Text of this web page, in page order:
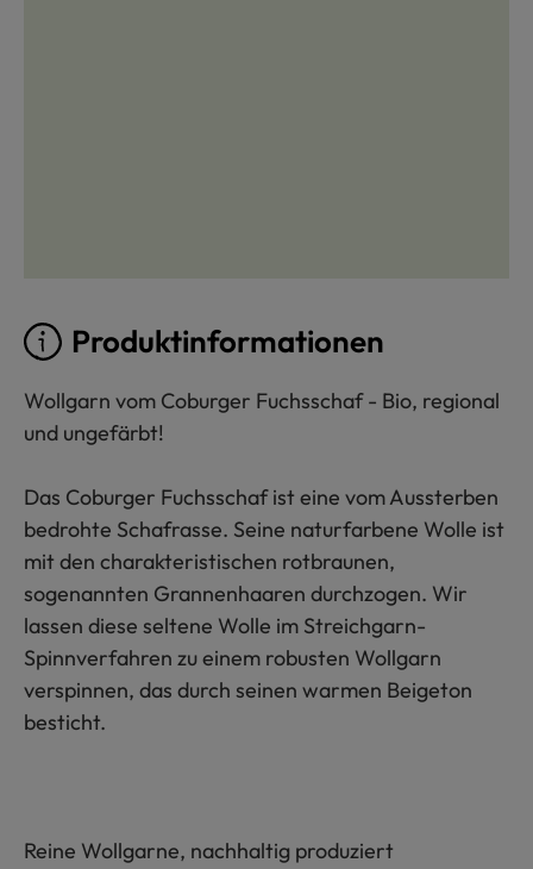
Produktinformationen
Wollgarn vom Coburger Fuchsschaf - Bio, regional
und ungefärbt!
Das Coburger Fuchsschaf ist eine vom Aussterben
bedrohte Schafrasse. Seine naturfarbene Wolle ist
mit den charakteristischen rotbraunen,
sogenannten Grannenhaaren durchzogen. Wir
lassen diese seltene Wolle im Streichgarn-
Spinnverfahren zu einem robusten Wollgarn
verspinnen, das durch seinen warmen Beigeton
besticht.
Reine Wollgarne, nachhaltig produziert